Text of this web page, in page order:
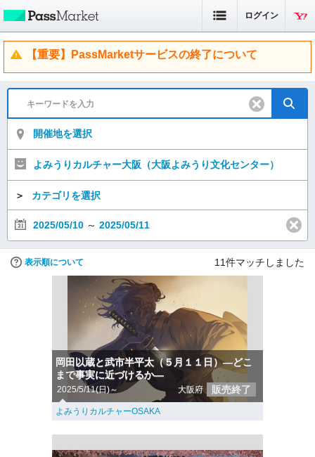
ログイン
【重要】PassMarketサービスの終了について
開催地を選択
よみうりカルチャー大阪（大阪よみうり文化センター）
＞ カテゴリを選択
2025/05/10 ～ 2025/05/11
表示順について 11件マッチしました
岡田以蔵と武市半平太（５月１１日）―どこ
まで事実に近づけるか―
2025/5/11(日)～ 大阪府 販売終了
よみうりカルチャーOSAKA